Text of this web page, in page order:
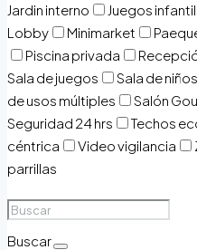
Jardin interno
Juegos
Lobby
Minimarket
Piscina privada
Sala de juegos
Sala de niños
de usos múltiples
Salón
Seguridad 24 hrs
Techos
céntrica
Video vigilancia
parrillas
Buscar